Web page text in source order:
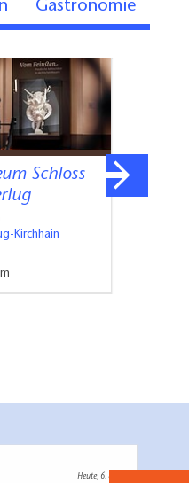
Gastronomie
Schloss
Kirchhain
Schlösser
Heute, 6. 8.